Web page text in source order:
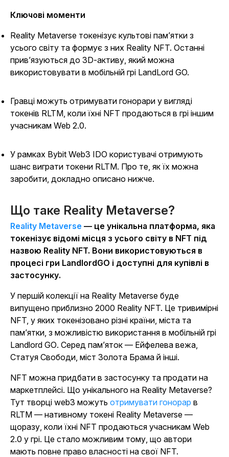
Ключові моменти
Reality Metaverse токенізує культові пам’ятки з
усього світу та формує з них Reality NFT. Останні
прив’язуються до 3D-активу, який можна
використовувати в мобільній грі LandLord GO.
Гравці можуть отримувати гонорари у вигляді
токенів RLTM, коли їхні NFT продаються в грі іншим
учасникам Web 2.0.
У рамках Bybit Web3 IDO користувачі отримують
шанс виграти токени RLTM. Про те, як їх можна
заробити, докладно описано нижче.
Що таке Reality Metaverse?
Reality Metaverse — це унікальна платформа, яка
токенізує відомі місця з усього світу в NFT під
назвою Reality NFT. Вони використовуються в
процесі гри LandlordGO і доступні для купівлі в
застосунку.
У першій колекції на Reality Metaverse буде
випущено приблизно 2000 Reality NFT. Це тривимірні
NFT, у яких токенізовано різні країни, міста та
пам’ятки, з можливістю використання в мобільній грі
Landlord GO. Серед пам’яток — Ейфелева вежа,
Статуя Свободи, міст Золота Брама й інші.
NFT можна придбати в застосунку та продати на
маркетплейсі. Що унікального на Reality Metaverse?
Тут творці web3 можуть отримувати гонорар в
RLTM — нативному токені Reality Metaverse —
щоразу, коли їхні NFT продаються учасникам Web
2.0 у грі. Це стало можливим тому, що автори
мають повне право власності на свої NFT.